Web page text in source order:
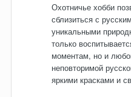
Охотничье хобби
сблизиться с
уникальными
только
моментам, но и
неповторимой
яркими красками и